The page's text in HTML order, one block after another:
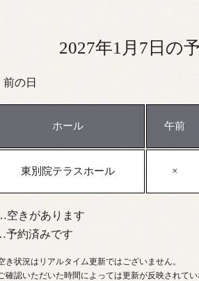
2027年1月7日の
前の日
ホール 午前
東別院テラスホール
空きがあります
約済みです
き状況はリアルタイム更新ではございません。
確認いただいた時間によっては更新が反映されてい